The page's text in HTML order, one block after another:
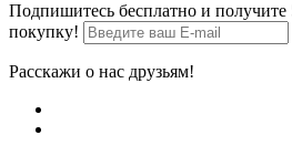
Подпишитесь бесплатно и
покупку!
Расскажи о нас друзьям!